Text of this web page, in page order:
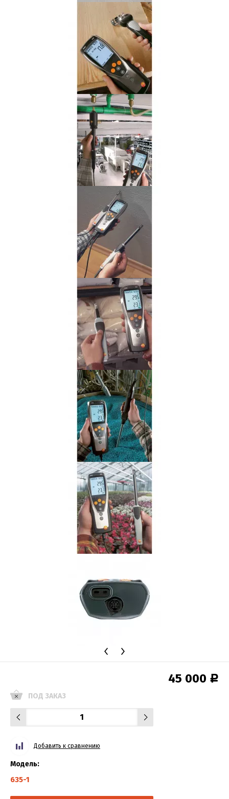
45 000 Р
ПОД ЗАКАЗ
Добавить к сравнению
Модель:
635-1